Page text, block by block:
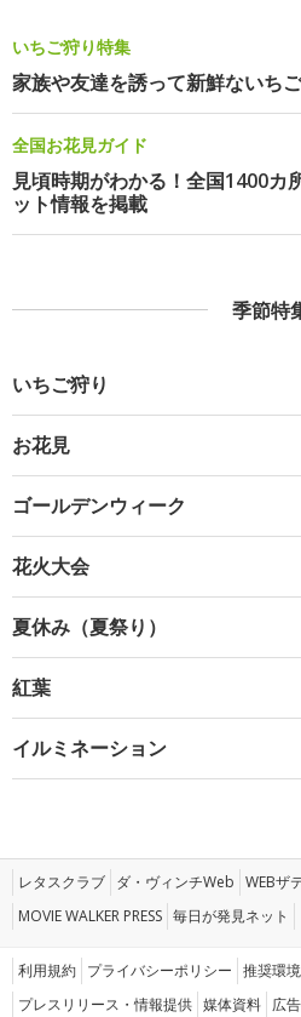
いちご狩り特集
家族や友達を誘って新鮮ないち
全国お花見ガイド
見頃時期がわかる！全国1400カ
ット情報を掲載
季節特
いちご狩り
お花見
ゴールデンウィーク
花火大会
夏休み（夏祭り）
紅葉
イルミネーション
レタスクラブ ダ・ヴィンチWeb WEBザ
MOVIE WALKER PRESS 毎日が発見ネット
利用規約 プライバシーポリシー 推奨環境
プレスリリース・情報提供 媒体資料 広